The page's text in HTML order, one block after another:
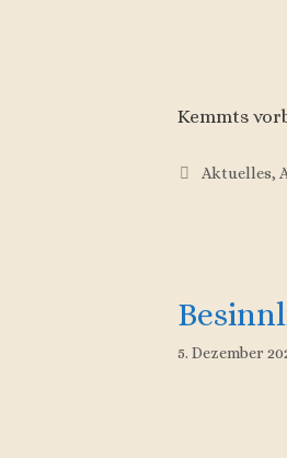
Kemmts
Kategorien
Aktuelles,
5. Dezember